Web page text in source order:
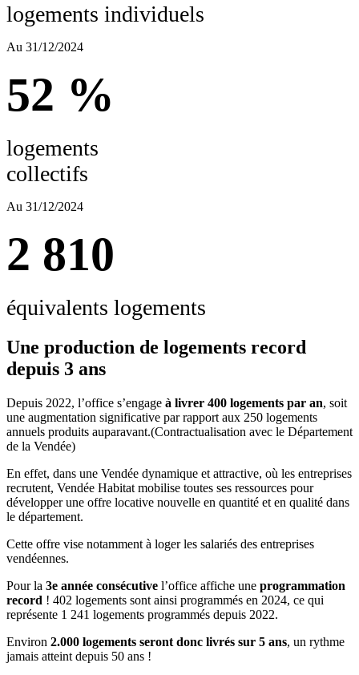
logements individuels
Au 31/12/2024
52 %
logements
collectifs
Au 31/12/2024
2 810
équivalents logements
Une production de logements record
depuis 3 ans
Depuis 2022, l’office s’engage à livrer 400 logements par an, soit
une augmentation significative par rapport aux 250 logements
annuels produits auparavant.(Contractualisation avec le Département
de la Vendée)
En effet, dans une Vendée dynamique et attractive, où les entreprises
recrutent, Vendée Habitat mobilise toutes ses ressources pour
développer une offre locative nouvelle en quantité et en qualité dans
le département.
Cette offre vise notamment à loger les salariés des entreprises
vendéennes.
Pour la 3e année consécutive l’office affiche une programmation
record ! 402 logements sont ainsi programmés en 2024, ce qui
représente 1 241 logements programmés depuis 2022.
Environ 2.000 logements seront donc livrés sur 5 ans, un rythme
jamais atteint depuis 50 ans !